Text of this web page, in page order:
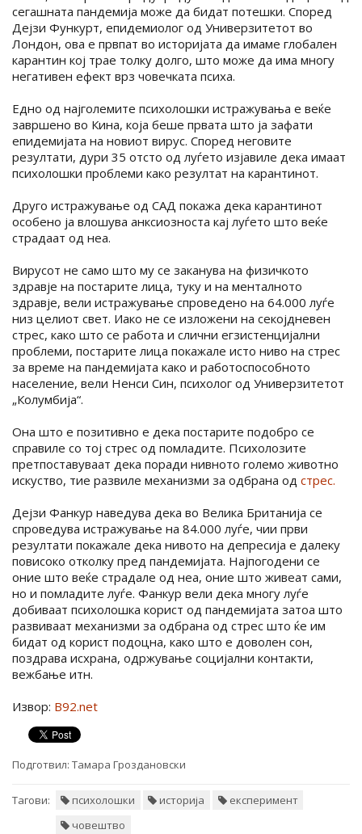
сегашната пандемија може да бидат потешки. Според
Дејзи Функурт, епидемиолог од Универзитетот во
Лондон, ова е првпат во историјата да имаме глобален
карантин кој трае толку долго, што може да има многу
негативен ефект врз човечката психа.
Едно од најголемите психолошки истражувања е веќе
завршено во Кина, која беше првата што ја зафати
епидемијата на новиот вирус. Според неговите
резултати, дури 35 отсто од луѓето изјавиле дека имаат
психолошки проблеми како резултат на карантинот.
Друго истражување од САД покажа дека карантинот
особено ја влошува анксиозноста кај луѓето што веќе
страдаат од неа.
Вирусот не само што му се заканува на физичкото
здравје на постарите лица, туку и на менталното
здравје, вели истражување спроведено на 64.000 луѓе
низ целиот свет. Иако не се изложени на секојдневен
стрес, како што се работа и слични егзистенцијални
проблеми, постарите лица покажале исто ниво на стрес
за време на пандемијата како и работоспособното
население, вели Ненси Син, психолог од Универзитетот
„Колумбија“.
Она што е позитивно е дека постарите подобро се
справиле со тој стрес од помладите. Психолозите
претпоставуваат дека поради нивното големо животно
искуство, тие развиле механизми за одбрана од стрес.
Дејзи Фанкур наведува дека во Велика Британија се
спроведува истражување на 84.000 луѓе, чии први
резултати покажале дека нивото на депресија е далеку
повисоко отколку пред пандемијата. Најпогодени се
оние што веќе страдале од неа, оние што живеат сами,
но и помладите луѓе. Фанкур вели дека многу луѓе
добиваат психолошка корист од пандемијата затоа што
развиваат механизми за одбрана од стрес што ќе им
бидат од корист подоцна, како што е доволен сон,
поздрава исхрана, одржување социјални контакти,
вежбање итн.
Извор: B92.net
Подготвил: Тамара Гроздановски
Тагови: психолошки историја
експеримент
човештво